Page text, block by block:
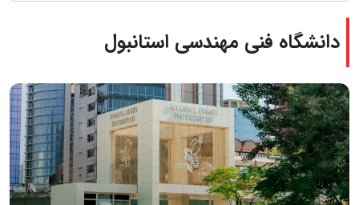
دانشگاه فنی مهندسی استانبول